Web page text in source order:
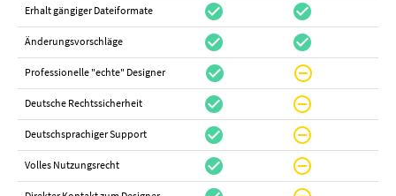
Erhalt gängiger Dateiformate check_circle check_circle
Änderungsvorschläge check_circle check_circle
Professionelle "echte" Designer check_circle do_not_disturb_on
Deutsche Rechtssicherheit check_circle do_not_disturb_on
Deutschsprachiger Support check_circle do_not_disturb_on
Volles Nutzungsrecht check_circle do_not_disturb_on